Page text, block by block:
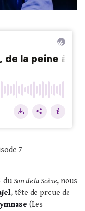
7
du Son de la Scène, nous
, tête de proue de
(Les